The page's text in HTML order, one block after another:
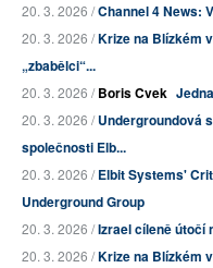
20. 3. 2026 /Channel 4 News:
20. 3. 2026 /Krize na Blízkém
„zbabělci“...
20. 3. 2026 /Boris Cvek
20. 3. 2026 /Undergroundová
společnosti Elb...
20. 3. 2026 /Elbit Systems'
Underground Group
20. 3. 2026 /Izrael cíleně útočí
20. 3. 2026 /Krize na Blízkém